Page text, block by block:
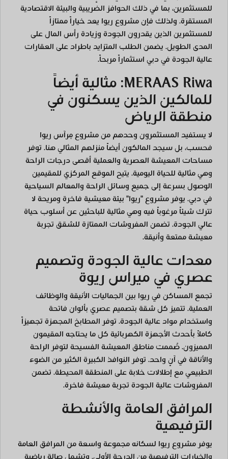
للمستثمرين، بما في ذلك الحوافز الضريبية والبيئة الاقتصادية
المستقرة. ولذلك فإن مشروع ريوا يعد خياراً ممتازاً
للمستثمرين الذين يقدرون الجودة وزيادة رأس المال على
المدى الطويل. يضمن الطلب المتزايد باطراد على العقارات
عالية الجودة في دبي استثماراً مربحاً.
MERAAS Riwa: مثالية أيضاً
للمالكين الذين يسكنون في
منطقة الرياض
لا يستفيد المستثمرون وحدهم من مشروع مِرآس ريوا
فحسب، بل سيجد المالكون أيضاً منزلهم المثالي هنا. توفر
مساحات المعيشة العصرية والعملية أقصى درجات الراحة
وهي مثالية للحياة اليومية. يتيح الموقع المركزي للمقيمين
الوصول بسرعة إلى جميع وسائل الراحة والمعالم السياحية
في دبي. يوفر مشروع "ريوا" بيئة معيشية فاخرة ومريحة لا
تترك شيئاً مرغوباً فيه وهي مثالية للباحثين عن أسلوب حياة
عالي الجودة. تضمن المفروشات الممتازة للشقق تجربة
معيشة ممتعة وأنيقة.
معدات عالية الجودة وتصميم
عصري في ميراس ريوة
تجمع المساكن في ريوا بين الجماليات الأنيقة والوظائف
العملية. تتميز كل شقة بتصميم عصري بألوان فاتحة
واستخدام مواد عالية الجودة. توفر المطابخ المجهزة تجهيزاً
كاملاً بأحدث الأجهزة الكهربائية كل ما يحتاجه المقيمون
المميزون. صُممت مناطق المعيشة الفسيحة لتوفر الراحة
والأناقة في آنٍ واحد. توفر النوافذ الكبيرة الكثير من الضوء
الطبيعي مع إطلالات خلابة على المنطقة المحيطة. تضمن
المفروشات عالية الجودة تجربة معيشة فاخرة.
المرافق العامة والأنشطة
الترفيهية
يوفر مشروع ريوا لسكانه مجموعة واسعة من المرافق العامة
والخيارات الترفيهية من الدرجة الأولى. وتشمل صالة رياضية